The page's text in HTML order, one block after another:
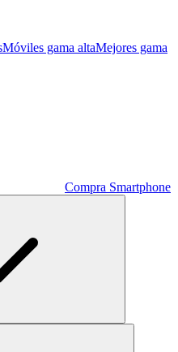
Móviles gama altaMejores gama
Compra Smartphone